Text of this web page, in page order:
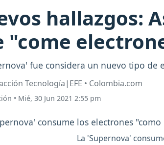
hallazgos:
"come
fue considera un nuevo tipo de
Tecnología|EFE • Colombia.com
• Mié, 30 Jun 2021 2:55 pm
La 'Supernova'